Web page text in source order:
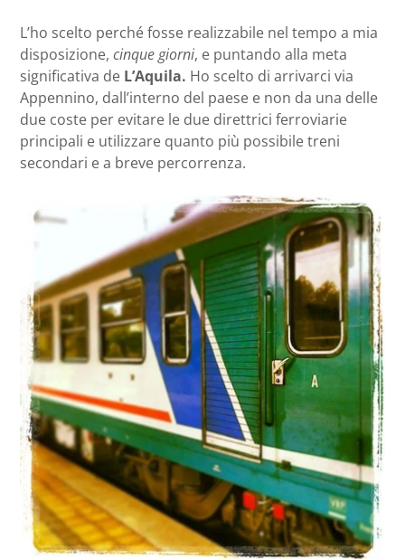
L’ho scelto perché fosse realizzabile nel tempo a mia
disposizione, cinque giorni, e puntando alla meta
significativa de L’Aquila. Ho scelto di arrivarci via
Appennino, dall’interno del paese e non da una delle
due coste per evitare le due direttrici ferroviarie
principali e utilizzare quanto più possibile treni
secondari e a breve percorrenza.